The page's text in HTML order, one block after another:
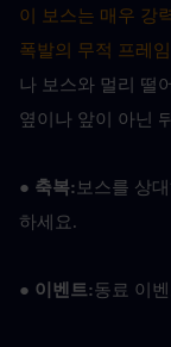
이 보스는 매우 강
폭발의 무적 프레
나 보스와 멀리 떨
옆이나 앞이 아닌
● 축복:보스를 상
하세요.
● 이벤트:동료 이